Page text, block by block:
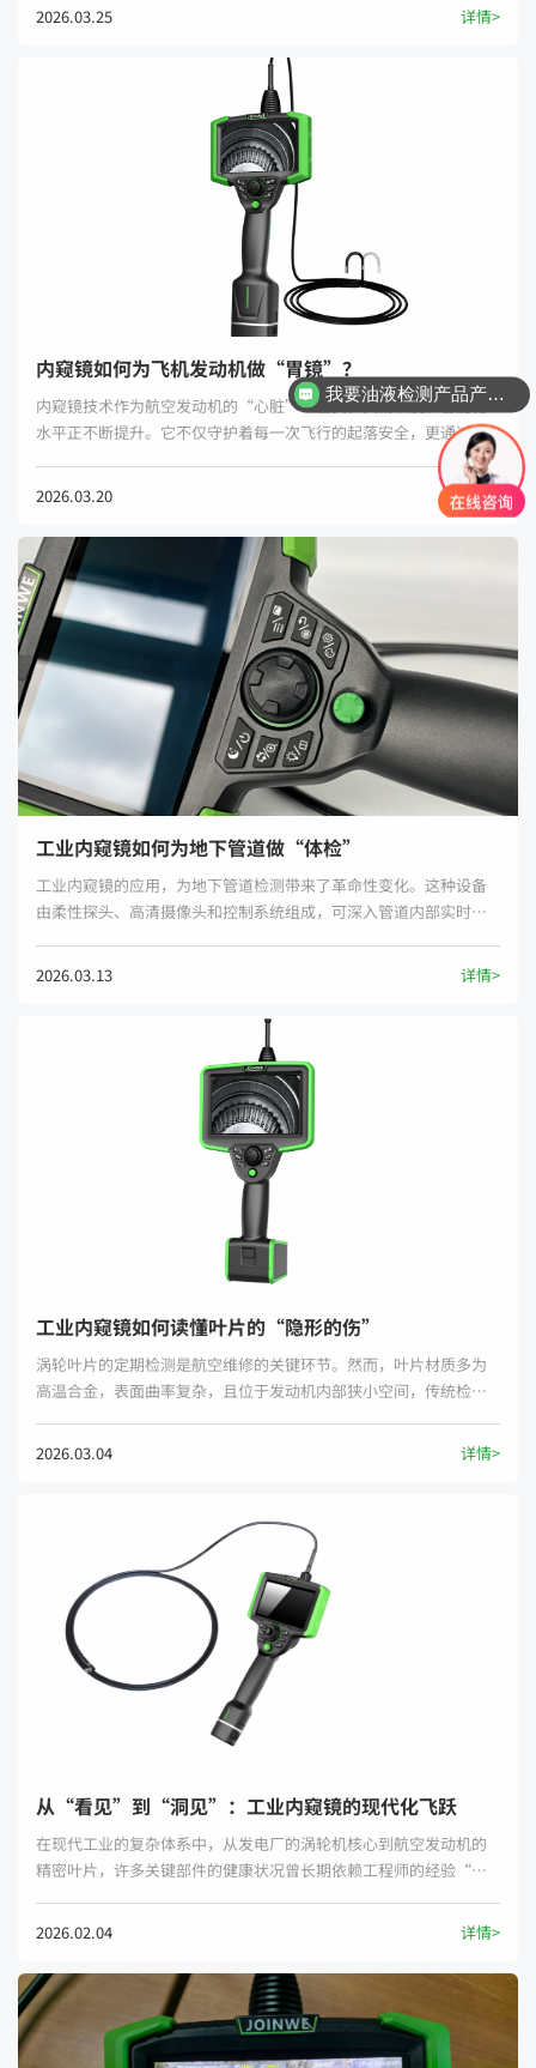
测得出、算得准，为航天级无损检测提供硬核支撑。
2026.03.25 详情>
内窥镜如何为飞机发动机做“胃镜”？
内窥镜技术作为航空发动机的“心脏”检查员，其精准度和智能化
水平正不断提升。它不仅守护着每一次飞行的起落安全，更通过提
前发现早期损伤，帮助维修团队优化方案、消除供应链瓶颈。
2026.03.20
详情>
工业内窥镜如何为地下管道做“体检”
工业内窥镜的应用，为地下管道检测带来了革命性变化。这种设备
由柔性探头、高清摄像头和控制系统组成，可深入管道内部实时传
蚀、裂纹、堵塞等情况一目了然。
2026.03.13 详情>
工业内窥镜如何读懂叶片的“隐形的伤”
涡轮叶片的定期检测是航空维修的关键环节。然而，叶片材质多为
高温合金，表面曲率复杂，且位于发动机内部狭小空间，传统检测
2026.03.04
详情>
从“看见”到“洞见”：工业内窥镜的现代化飞跃
在现代工业的复杂体系中，从发电厂的涡轮机核心到航空发动机的
精密叶片，许多关键部件的健康状况曾长期依赖工程师的经验“盲
一切正发生着根本性变革。
2026.02.04 详情>
我要油液检测产品产品资料
我要工业内窥镜产品方案